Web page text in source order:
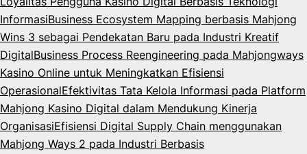
InformasiBusiness Ecosystem Mapping berbasis Mahjong
Wins 3 sebagai Pendekatan Baru pada Industri Kreatif
DigitalBusiness Process Reengineering pada Mahjongways
Kasino Online untuk Meningkatkan Efisiensi
OperasionalEfektivitas Tata Kelola Informasi pada Platform
Mahjong Kasino Digital dalam Mendukung Kinerja
OrganisasiEfisiensi Digital Supply Chain menggunakan
Mahjong Ways 2 pada Industri Berbasis